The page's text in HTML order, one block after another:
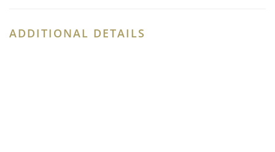
ADDITIONAL DETAILS